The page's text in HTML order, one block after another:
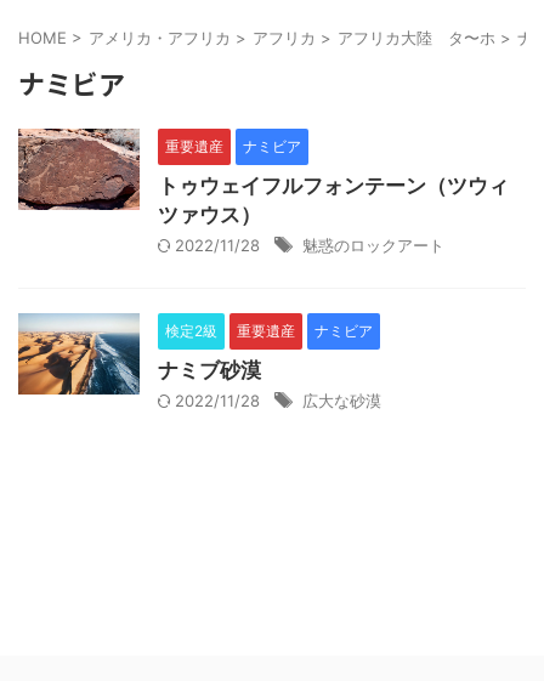
HOME > アメリカ・アフリカ > アフリカ > アフリカ大陸 タ〜ホ > ナ
ナミビア
重要遺産 ナミビア
トゥウェイフルフォンテーン（ツウィ
ツァウス）
2022/11/28 魅惑のロックアート
検定2級 重要遺産 ナミビア
ナミブ砂漠
2022/11/28 広大な砂漠